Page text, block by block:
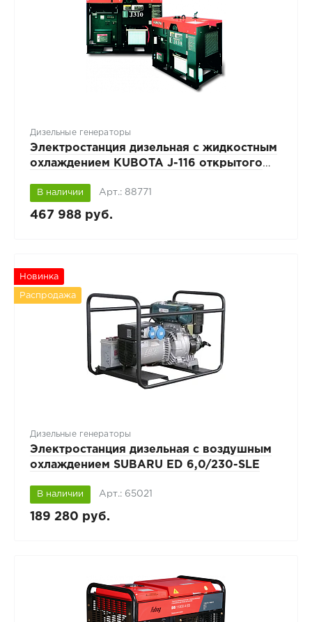
Дизельные генераторы
Электростанция дизельная с жидкостным
охлаждением KUBOTA J-116 открытого
В наличии Арт.: 88771
467 988 руб.
Новинка
Распродажа
Дизельные генераторы
Электростанция дизельная с воздушным
охлаждением SUBARU ED 6,0/230-SLЕ
В наличии Арт.: 65021
189 280 руб.